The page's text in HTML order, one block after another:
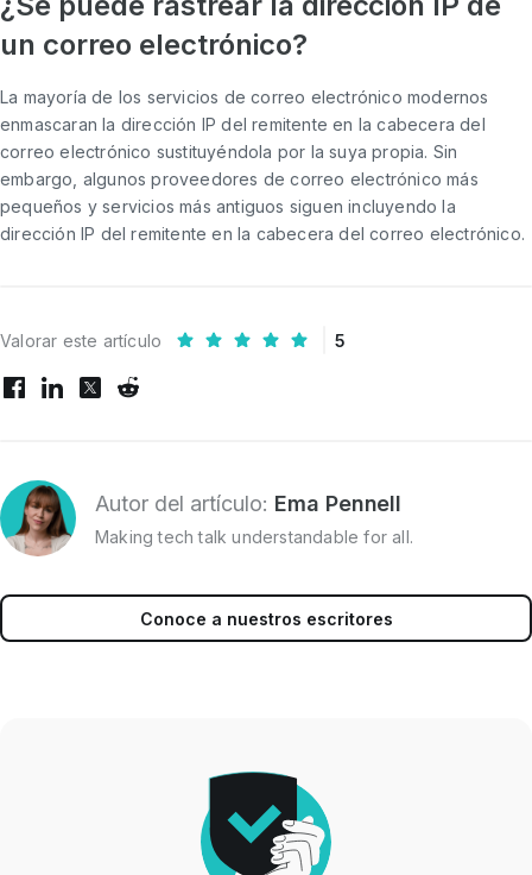
un correo electrónico?
La mayoría de los servicios de correo electrónico modernos
enmascaran la dirección IP del remitente en la cabecera del
correo electrónico sustituyéndola por la suya propia. Sin
embargo, algunos proveedores de correo electrónico más
pequeños y servicios más antiguos siguen incluyendo la
dirección IP del remitente en la cabecera del correo electrónico.
Valorar este artículo 5
Autor del artículo: Ema Pennell
Making tech talk understandable for all.
Conoce a nuestros escritores